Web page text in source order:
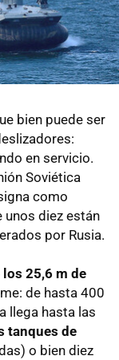
bien puede ser
en servicio.
Soviética
como
unos diez están
por Rusia.
25,6 m de
de hasta 400
llega hasta las
tanques de
o bien diez